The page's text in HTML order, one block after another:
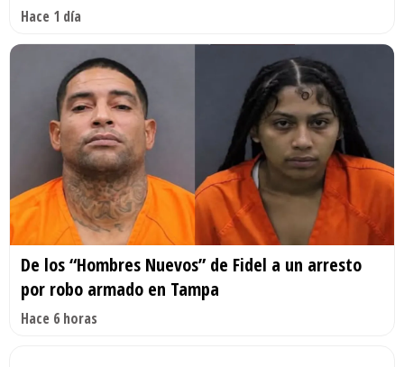
Hace 1 día
De los “Hombres Nuevos” de Fidel a un arresto
por robo armado en Tampa
Hace 6 horas